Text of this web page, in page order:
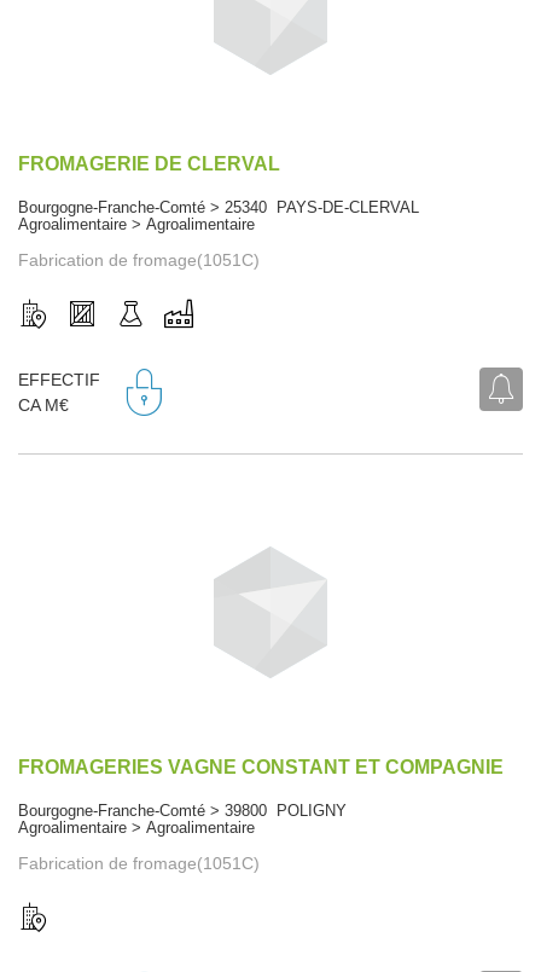
FROMAGERIE DE CLERVAL
Bourgogne-Franche-Comté > 25340 PAYS-DE-CLERVAL
Agroalimentaire > Agroalimentaire
Fabrication de fromage(1051C)
EFFECTIF
CA M€
FROMAGERIES VAGNE CONSTANT ET COMPAGNIE
Bourgogne-Franche-Comté > 39800 POLIGNY
Agroalimentaire > Agroalimentaire
Fabrication de fromage(1051C)